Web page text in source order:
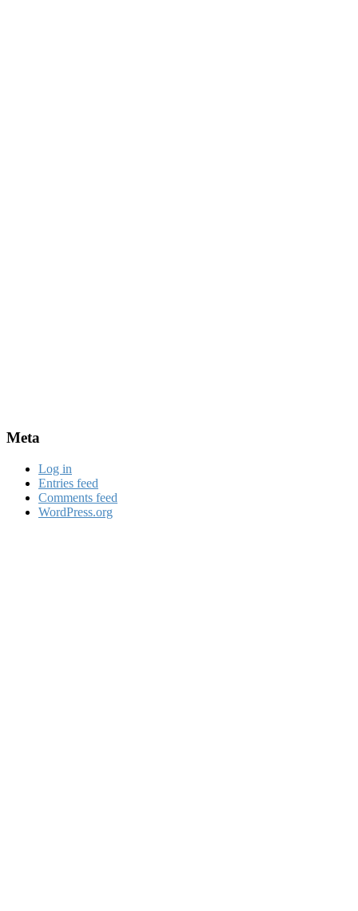
Meta
Log in
Entries feed
Comments feed
WordPress.org